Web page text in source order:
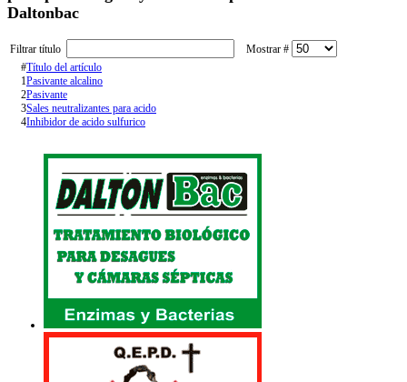
Daltonbac
Filtrar título
Mostrar #
#Título del artículo
1Pasivante alcalino
2Pasivante
3Sales neutralizantes para acido
4Inhibidor de acido sulfurico